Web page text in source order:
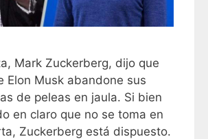
Mark Zuckerberg, dijo que
Elon Musk abandone sus
de peleas en jaula. Si bien
en claro que no se toma en
Zuckerberg está dispuesto.